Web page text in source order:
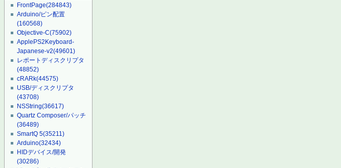
FrontPage(284843)
Arduino/ピン配置
(160568)
Objective-C(75902)
ApplePS2Keyboard-
Japanese-v2(49601)
レポートディスクリプタ
(48852)
cRARk(44575)
USB/ディスクリプタ
(43708)
NSString(36617)
Quartz Composer/パッチ
(36489)
SmartQ 5(35211)
Arduino(32434)
HIDデバイス/開発
(30286)